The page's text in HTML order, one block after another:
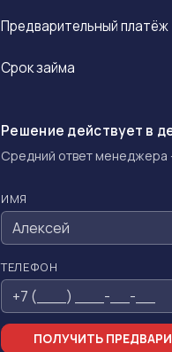
Предварительный платёж
Срок займа
Решение действует в
Средний ответ менеджера
ИМЯ
ТЕЛЕФОН
ПОЛУЧИТЬ